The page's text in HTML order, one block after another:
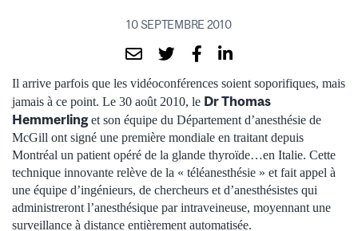
10 SEPTEMBRE 2010
Il arrive parfois que les vidéoconférences soient soporifiques, mais
jamais à ce point. Le 30 août 2010, le Dr Thomas
Hemmerlinget son équipe du Département d’anesthésie de
McGill ont signé une première mondiale en traitant depuis
Montréal un patient opéré de la glande thyroïde…en Italie. Cette
technique innovante relève de la « téléanesthésie » et fait appel à
une équipe d’ingénieurs, de chercheurs et d’anesthésistes qui
administreront l’anesthésique par intraveineuse, moyennant une
surveillance à distance entièrement automatisée.